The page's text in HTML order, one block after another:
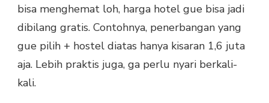
bisa menghemat loh, harga hotel gue bisa jadi
dibilang gratis. Contohnya, penerbangan yang
gue pilih + hostel diatas hanya kisaran 1,6 juta
aja. Lebih praktis juga, ga perlu nyari berkali-
kali.